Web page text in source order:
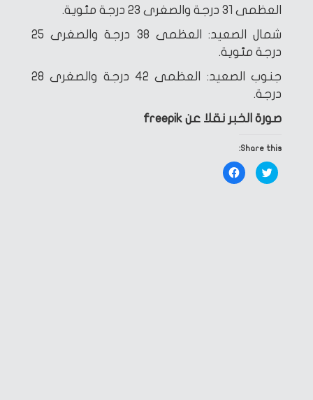
العظمى 31 درجة والصغرى 23 درجة مئوية.
شمال الصعيد: العظمى 38 درجة والصغرى 25
درجة مئوية.
جنوب الصعيد: العظمى 42 درجة والصغرى 28
درجة.
صورة الخبر نقلا عن freepik
Share this:
Click
to
share
Click
to